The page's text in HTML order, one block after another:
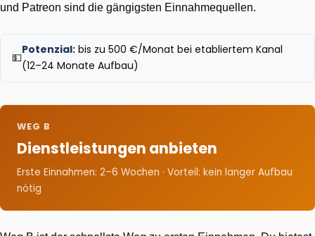
und Patreon sind die gängigsten Einnahmequellen.
💵
Potenzial: bis zu 500 €/Monat bei etabliertem Kanal
(12–24 Monate Aufbau)
WEG B
Dienstleistungen anbieten
Erste Einnahmen: 2–6 Wochen · Vorteil: kein langer Aufbau
nötig